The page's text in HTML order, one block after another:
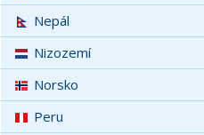
Nepál
Nizozemí
Norsko
Peru